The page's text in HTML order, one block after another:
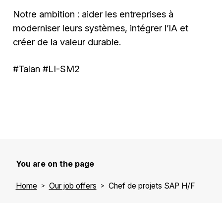
Notre ambition : aider les entreprises à
moderniser leurs systèmes, intégrer l’IA et
créer de la valeur durable.
#Talan #LI-SM2
You are on the page
Home Our job offers Chef de projets SAP H/F